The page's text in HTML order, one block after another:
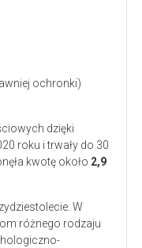
ochronki)
dzięki
roku i trwały do 30
kwotę około 2,9
W
różnego rodzaju